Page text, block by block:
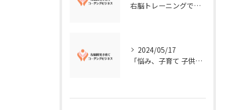
右脳トレーニングで視覚的センスを磨こう！
2024/05/17
「悩み、子育て 子供の発達」を解決する右脳開発子育てコーチングビジネス業界の魅力とは？